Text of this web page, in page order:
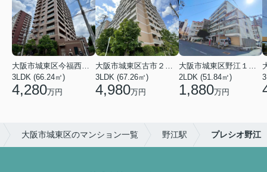
大阪市城東区今福西６丁目
3LDK (66.24㎡)
4,280万円
大阪市城東区古市２丁目
3LDK (67.26㎡)
4,980万円
大阪市城東区野江１丁目
2LDK (51.84㎡)
1,880万円
大阪市城東区のマンション一覧 野江駅 プレシオ野江